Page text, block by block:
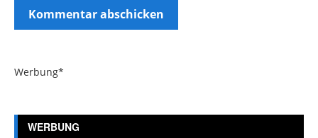
Werbung*
WERBUNG